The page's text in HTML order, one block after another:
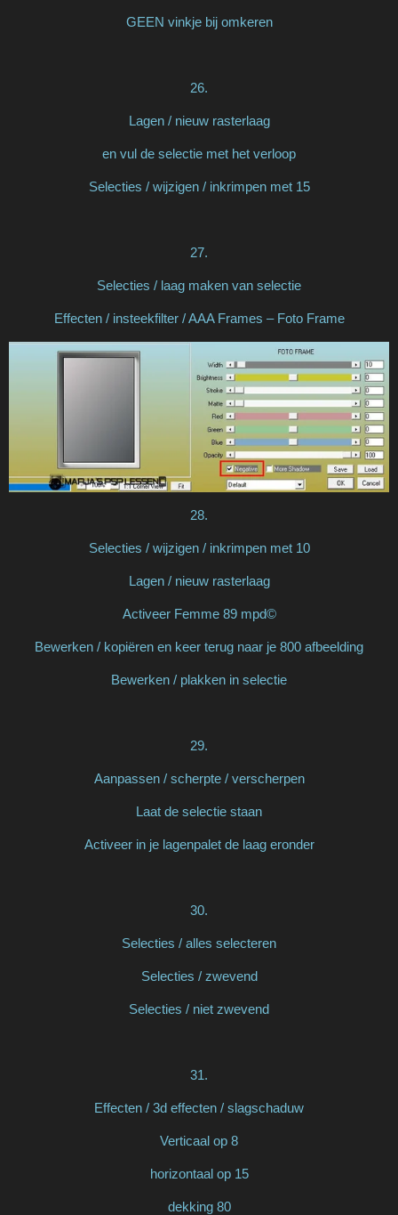
GEEN vinkje bij omkeren
26.
Lagen / nieuw rasterlaag
en vul de selectie met het verloop
Selecties / wijzigen / inkrimpen met 15
27.
Selecties / laag maken van selectie
Effecten / insteekfilter / AAA Frames – Foto Frame
28.
Selecties / wijzigen / inkrimpen met 10
Lagen / nieuw rasterlaag
Activeer Femme 89 mpd©
Bewerken / kopiëren en keer terug naar je 800 afbeelding
Bewerken / plakken in selectie
29.
Aanpassen / scherpte / verscherpen
Laat de selectie staan
Activeer in je lagenpalet de laag eronder
30.
Selecties / alles selecteren
Selecties / zwevend
Selecties / niet zwevend
31.
Effecten / 3d effecten / slagschaduw
Verticaal op 8
horizontaal op 15
dekking 80